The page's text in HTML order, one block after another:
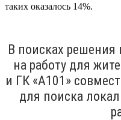
таких оказалось 14%.
В поисках
на работу для
и ГК «А101»
для поиска